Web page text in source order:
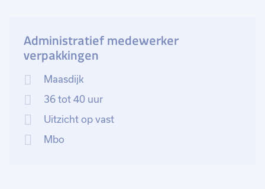
Administratief medewerker
verpakkingen
Maasdijk
36 tot 40 uur
Uitzicht op vast
Mbo